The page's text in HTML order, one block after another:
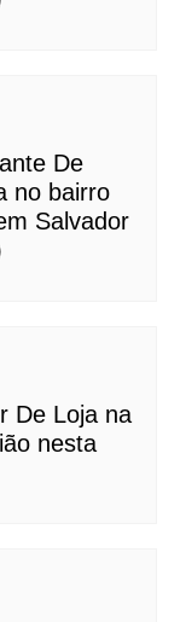
De
no bairro
Salvador
De Loja na
nesta